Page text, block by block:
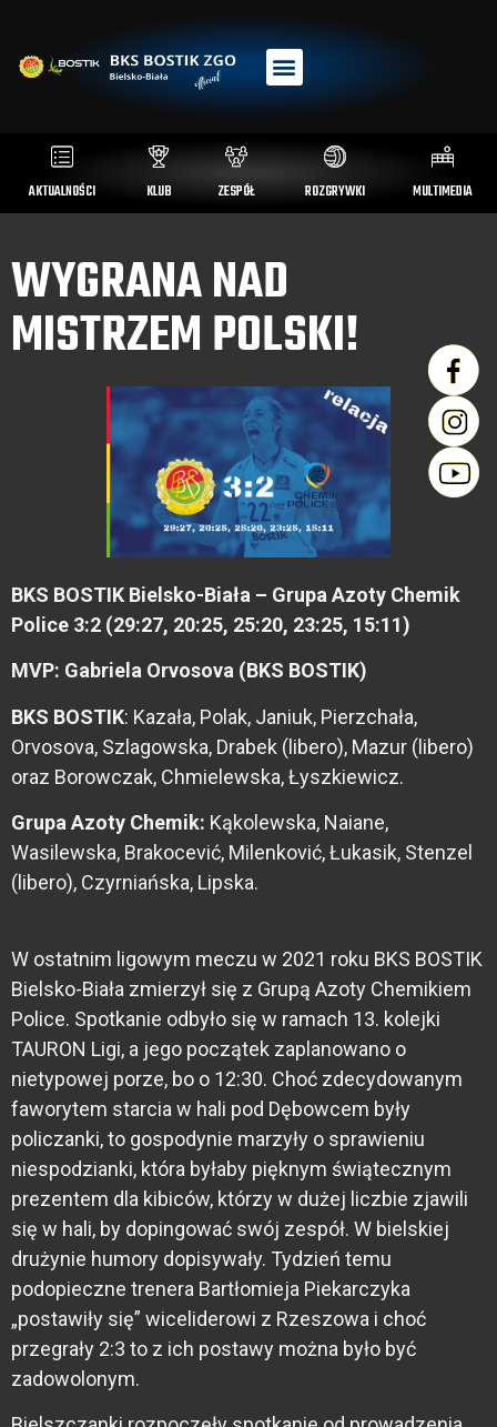
AKTUALNOŚCI KLUB ZESPÓŁ ROZGRYWKI MULTIMEDIA
WYGRANA NAD
MISTRZEM POLSKI!
BKS BOSTIK Bielsko-Biała – Grupa Azoty Chemik
Police 3:2 (29:27, 20:25, 25:20, 23:25, 15:11)
MVP: Gabriela Orvosova (BKS BOSTIK)
BKS BOSTIK: Kazała, Polak, Janiuk, Pierzchała,
Orvosova, Szlagowska, Drabek (libero), Mazur (libero)
oraz Borowczak, Chmielewska, Łyszkiewicz.
Grupa Azoty Chemik: Kąkolewska, Naiane,
Wasilewska, Brakocević, Milenković, Łukasik, Stenzel
(libero), Czyrniańska, Lipska.
W ostatnim ligowym meczu w 2021 roku BKS BOSTIK
Bielsko-Biała zmierzył się z Grupą Azoty Chemikiem
Police. Spotkanie odbyło się w ramach 13. kolejki
TAURON Ligi, a jego początek zaplanowano o
nietypowej porze, bo o 12:30. Choć zdecydowanym
faworytem starcia w hali pod Dębowcem były
policzanki, to gospodynie marzyły o sprawieniu
niespodzianki, która byłaby pięknym świątecznym
prezentem dla kibiców, którzy w dużej liczbie zjawili
się w hali, by dopingować swój zespół. W bielskiej
drużynie humory dopisywały. Tydzień temu
podopieczne trenera Bartłomieja Piekarczyka
„postawiły się” wiceliderowi z Rzeszowa i choć
przegrały 2:3 to z ich postawy można było być
zadowolonym.